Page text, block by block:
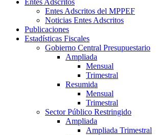
Entes Adscritos
Entes Adscritos del MPPEF
Noticias Entes Adscritos
Publicaciones
Estadísticas Fiscales
Gobierno Central Presupuestario
Ampliada
Mensual
Trimestral
Resumida
Mensual
Trimestral
Sector Público Restringido
Ampliada
Ampliada Trimestral